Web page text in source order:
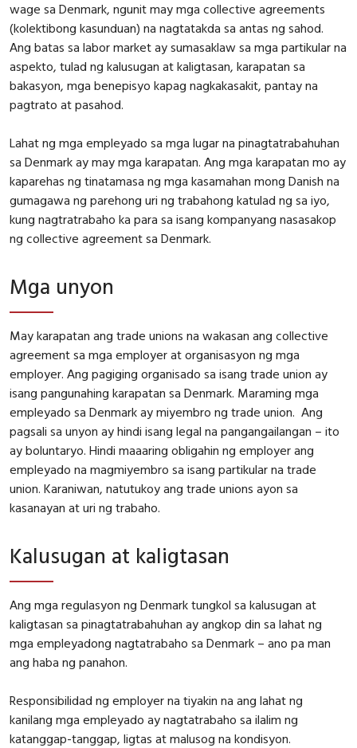
wage sa Denmark, ngunit may mga collective agreements
(kolektibong kasunduan) na nagtatakda sa antas ng sahod.
Ang batas sa labor market ay sumasaklaw sa mga partikular na
aspekto, tulad ng kalusugan at kaligtasan, karapatan sa
bakasyon, mga benepisyo kapag nagkakasakit, pantay na
pagtrato at pasahod.
Lahat ng mga empleyado sa mga lugar na pinagtatrabahuhan
sa Denmark ay may mga karapatan. Ang mga karapatan mo ay
kaparehas ng tinatamasa ng mga kasamahan mong Danish na
gumagawa ng parehong uri ng trabahong katulad ng sa iyo,
kung nagtratrabaho ka para sa isang kompanyang nasasakop
ng collective agreement sa Denmark.
Mga unyon
May karapatan ang trade unions na wakasan ang collective
agreement sa mga employer at organisasyon ng mga
employer. Ang pagiging organisado sa isang trade union ay
isang pangunahing karapatan sa Denmark. Maraming mga
empleyado sa Denmark ay miyembro ng trade union. Ang
pagsali sa unyon ay hindi isang legal na pangangailangan – ito
ay boluntaryo. Hindi maaaring obligahin ng employer ang
empleyado na magmiyembro sa isang partikular na trade
union. Karaniwan, natutukoy ang trade unions ayon sa
kasanayan at uri ng trabaho.
Kalusugan at kaligtasan
Ang mga regulasyon ng Denmark tungkol sa kalusugan at
kaligtasan sa pinagtatrabahuhan ay angkop din sa lahat ng
mga empleyadong nagtatrabaho sa Denmark – ano pa man
ang haba ng panahon.
Responsibilidad ng employer na tiyakin na ang lahat ng
kanilang mga empleyado ay nagtatrabaho sa ilalim ng
katanggap-tanggap, ligtas at malusog na kondisyon.